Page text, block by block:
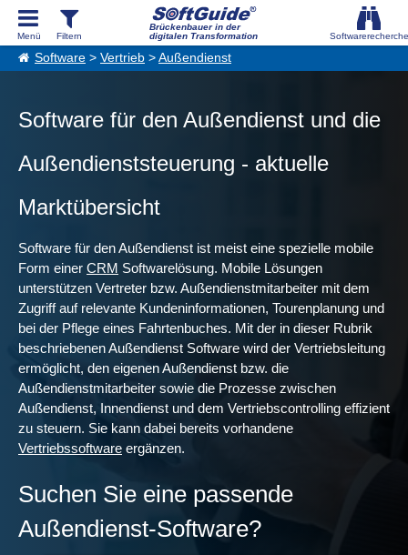
Brückenbauer in der
digitalen Transformation
Software > Vertrieb > Außendienst
Software für den Außendienst und die
Außendienststeuerung - aktuelle
Marktübersicht
Software für den Außendienst ist meist eine spezielle mobile
Form einer CRM Softwarelösung. Mobile Lösungen
unterstützen Vertreter bzw. Außendienstmitarbeiter mit dem
Zugriff auf relevante Kundeninformationen, Tourenplanung und
bei der Pflege eines Fahrtenbuches. Mit der in dieser Rubrik
beschriebenen Außendienst Software wird der Vertriebsleitung
ermöglicht, den eigenen Außendienst bzw. die
Außendienstmitarbeiter sowie die Prozesse zwischen
Außendienst, Innendienst und dem Vertriebscontrolling effizient
zu steuern. Sie kann dabei bereits vorhandene
Vertriebssoftware ergänzen.
Suchen Sie eine passende
Außendienst-Software?